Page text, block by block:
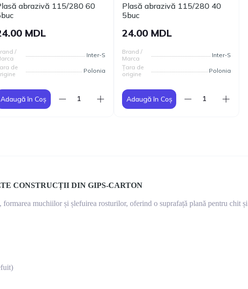
abrazivă 115/280 60
MDL
/
Inter-S
de
Polonia
Adaugă în Coș
Plasă abrazivă 115/280 40
5buc
24.00 MDL
Brand /
Marca
Inter-S
Țara de
origine
Polonia
Adaugă în Coș
CONSTRUCȚII DIN GIPS-CARTON
formarea muchiilor și șlefuirea rosturilor, oferind o suprafață plană pentru chit și